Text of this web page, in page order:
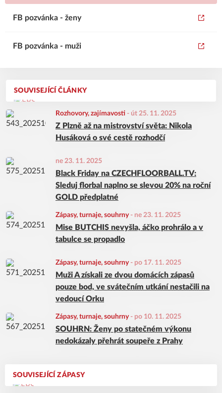
SOUVISEJÍCÍ ZÁPASY
FB pozvánka - ženy
FB pozvánka - muži
SOUVISEJÍCÍ ČLÁNKY
Rozhovory, zajímavosti - út 25. 11. 2025
Z Plzně až na mistrovství světa: Nikola
Husáková o své cestě rozhodčí
ne 23. 11. 2025
Black Friday na CZECHFLOORBALL.TV:
Sleduj florbal naplno se slevou 20% na roční
GOLD předplatné
Zápasy, turnaje, souhrny - ne 23. 11. 2025
Mise BUTCHIS nevyšla, áčko prohrálo a v
tabulce se propadlo
Zápasy, turnaje, souhrny - po 17. 11. 2025
Muži A získali ze dvou domácích zápasů
pouze bod, ve svátečním utkání nestačili na
vedoucí Orku
Zápasy, turnaje, souhrny - po 10. 11. 2025
SOUHRN: Ženy po statečném výkonu
nedokázaly přehrát soupeře z Prahy